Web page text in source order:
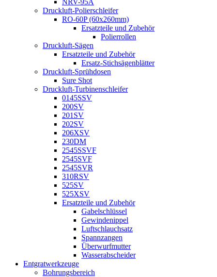
NRV-95A
Druckluft-Polierschleifer
RO-60P (60x260mm)
Ersatzteile und Zubehör
Polierrollen
Druckluft-Sägen
Ersatzteile und Zubehör
Ersatz-Stichsägenblätter
Druckluft-Sprühdosen
Sure Shot
Druckluft-Turbinenschleifer
0145SSV
200SV
201SV
202SV
206XSV
230DM
2545SSVF
2545SVF
2545SVR
310RSV
525SV
525XSV
Ersatzteile und Zubehör
Gabelschlüssel
Gewindenippel
Luftschlauchsatz
Spannzangen
Überwurfmutter
Wasserabscheider
Entgratwerkzeuge
Bohrungsbereich